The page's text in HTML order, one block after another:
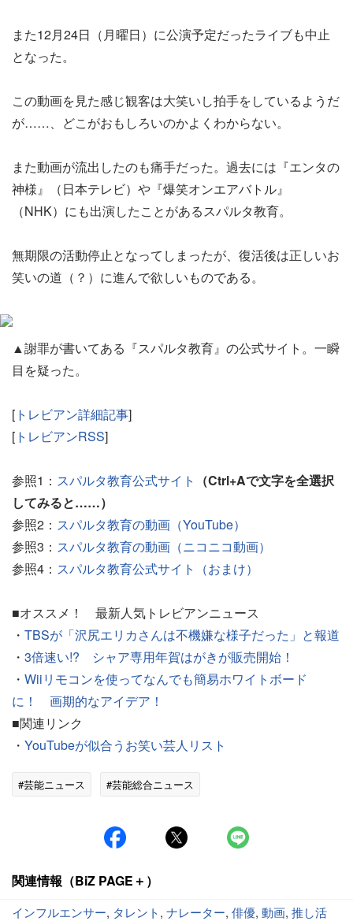
また12月24日（月曜日）に公演予定だったライブも中止
となった。
この動画を見た感じ観客は大笑いし拍手をしているようだ
が……、どこがおもしろいのかよくわからない。
また動画が流出したのも痛手だった。過去には『エンタの
神様』（日本テレビ）や『爆笑オンエアバトル』
（NHK）にも出演したことがあるスパルタ教育。
無期限の活動停止となってしまったが、復活後は正しいお
笑いの道（？）に進んで欲しいものである。
▲謝罪が書いてある『スパルタ教育』の公式サイト。一瞬
目を疑った。
[ トレビアン詳細記事]
[ トレビアンRSS]
参照1： スパルタ教育公式サイト
（Ctrl+Aで文字を全選択
してみると……）
参照2： スパルタ教育の動画（YouTube）
参照3： スパルタ教育の動画（ニコニコ動画）
参照4： スパルタ教育公式サイト（おまけ）
■オススメ！ 最新人気トレビアンニュース
・ TBSが「沢尻エリカさんは不機嫌な様子だった」と報道
・ 3倍速い!? シャア専用年賀はがきが販売開始！
・ Wiiリモコンを使ってなんでも簡易ホワイトボード
に！ 画期的なアイデア！
■関連リンク
・ YouTubeが似合うお笑い芸人リスト
#芸能ニュース #芸能総合ニュース
関連情報（BiZ PAGE＋）
インフルエンサー, タレント, ナレーター, 俳優, 動画, 推し活